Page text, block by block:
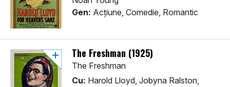
Gen: Acţiune, Comedie, Romantic
The Freshman (1925)
The Freshman
Cu: Harold Lloyd, Jobyna Ralston,